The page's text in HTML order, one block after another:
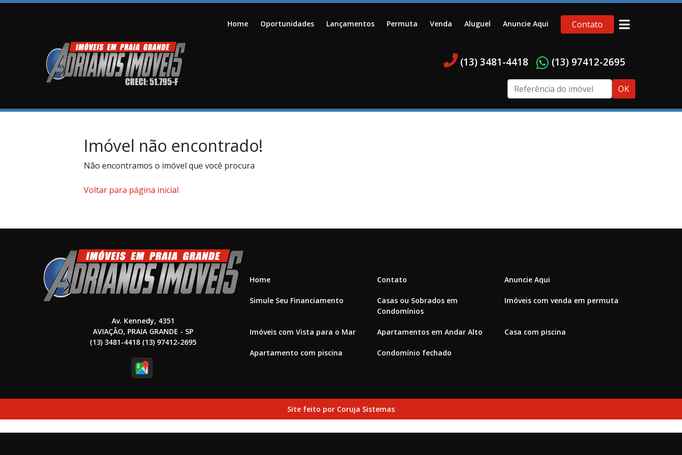
Home Oportunidades Lançamentos Permuta Venda Aluguel Anuncie Aqui Contato
(13) 3481-4418 (13) 97412-2695
OK
Imóvel não encontrado!
Não encontramos o imóvel que você procura
Voltar para página inicial
Av. Kennedy, 4351
AVIAÇÃO, PRAIA GRANDE - SP
(13) 3481-4418 (13) 97412-2695
Home Contato Anuncie Aqui
Simule Seu Financiamento
Casas ou Sobrados em
Condomínios
Imóveis com venda em permuta
Imóveis com Vista para o Mar Apartamentos em Andar Alto Casa com piscina
Apartamento com piscina Condomínio fechado
Site feito por Coruja Sistemas